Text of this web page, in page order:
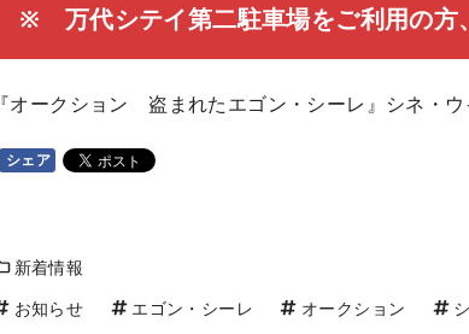
※ 万代シテイ第二駐車場をご利用の方
『オークション 盗まれたエゴン・シーレ』シネ・
シェア
新着情報
お知らせ
エゴン・シーレ オークション